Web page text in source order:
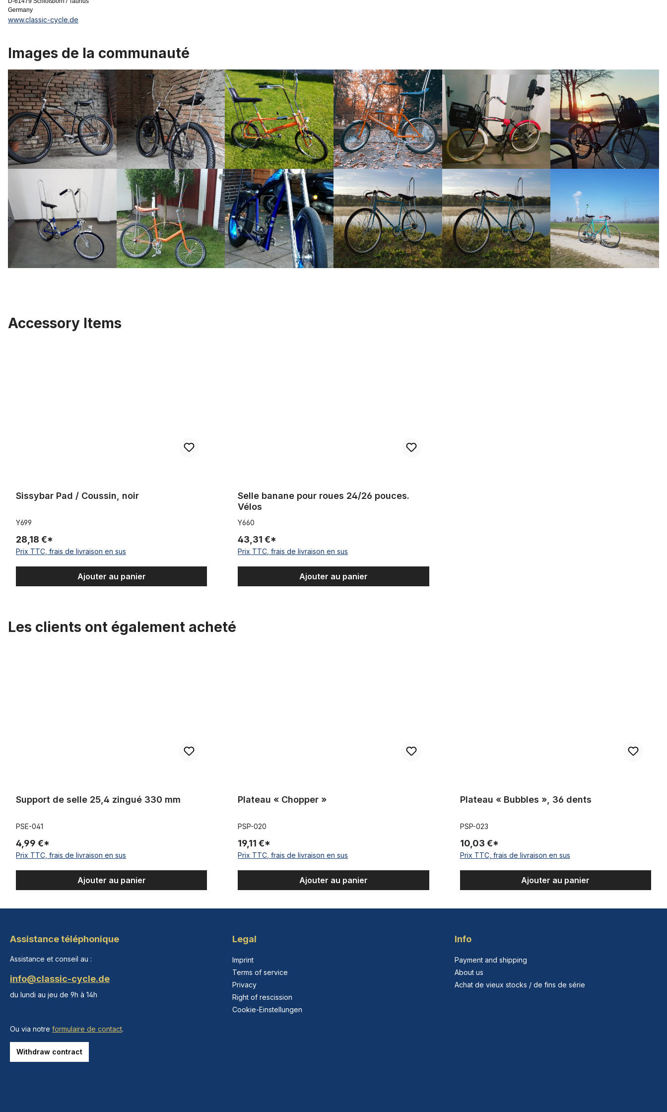
Germany
www.classic-cycle.de
Images de la communauté
Accessory Items
Sissybar Pad / Coussin, noir
Y699
28,18 €*
Prix TTC, frais de livraison en sus
Ajouter au panier
Selle banane pour roues 24/26 pouces.
Vélos
Y660
43,31 €*
Prix TTC, frais de livraison en sus
Ajouter au panier
Les clients ont également acheté
Support de selle 25,4 zingué 330 mm
PSE-041
4,99 €*
Prix TTC, frais de livraison en sus
Ajouter au panier
Plateau « Chopper »
PSP-020
19,11 €*
Prix TTC, frais de livraison en sus
Ajouter au panier
Plateau « Bubbles », 36 dents
PSP-023
10,03 €*
Prix TTC, frais de livraison en sus
Ajouter au panier
Assistance téléphonique
Assistance et conseil au :
info@classic-cycle.de
du lundi au jeu de 9h à 14h
Ou via notre formulaire de contact.
Withdraw contract
Legal
Imprint
Terms of service
Privacy
Right of rescission
Cookie-Einstellungen
Info
Payment and shipping
About us
Achat de vieux stocks / de fins de série